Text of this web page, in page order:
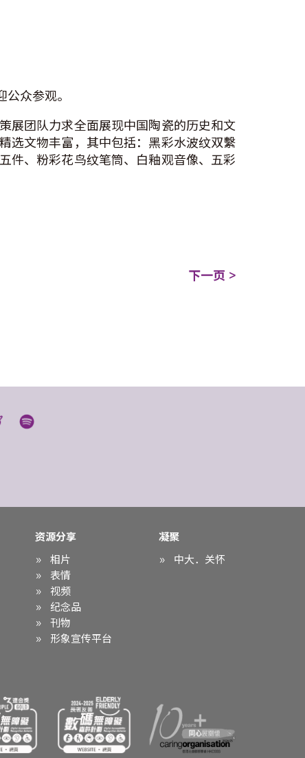
众参观。
展团队力求全面展现中国陶瓷的历史和文
选文物丰富，其中包括：黑彩水波纹双繫
件、粉彩花鸟纹笔筒、白釉观音像、五彩
下一页 >
资源分享
相片
表情
视频
纪念品
刊物
形象宣传平台
凝聚
中大．关怀